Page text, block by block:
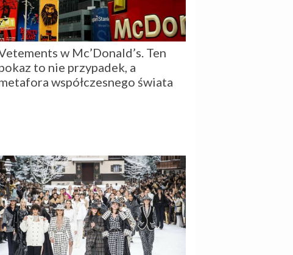
w Mc’Donald’s. Ten
to nie przypadek, a
współczesnego świata